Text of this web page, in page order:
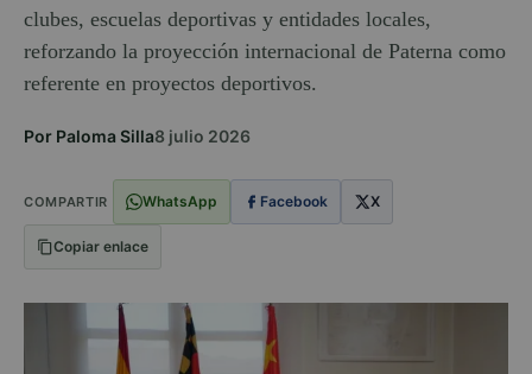
clubes, escuelas deportivas y entidades locales,
reforzando la proyección internacional de Paterna como
referente en proyectos deportivos.
Por Paloma Silla8 julio 2026
COMPARTIR WhatsApp Facebook X
Copiar enlace